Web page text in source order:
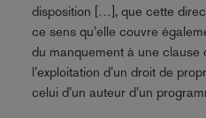
disposition […], que cette
ce sens qu’elle couvre
du manquement à une clause
l’exploitation d’un droit de
celui d’un auteur d’un